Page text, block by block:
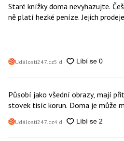
Staré knížky doma nevyhazujte.
ně platí hezké peníze. Jejich
Události247.cz5 d
Působí jako všední obrazy, mají
stovek tisíc korun. Doma je může
Události247.cz4 d